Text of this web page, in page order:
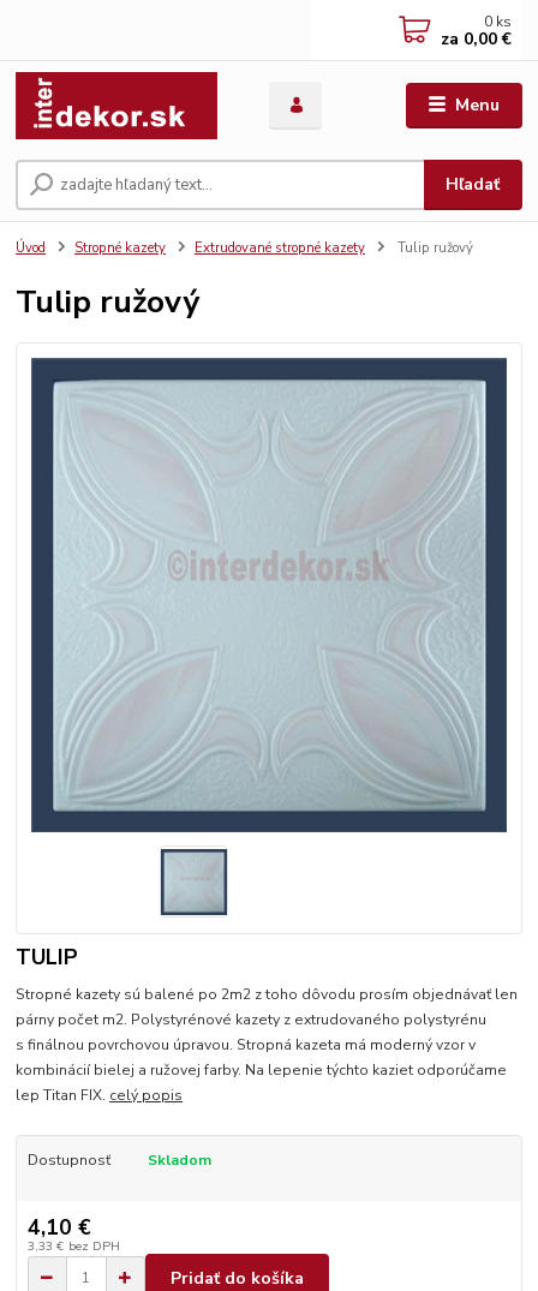
Menu
Hľadať
0 ks
za 0,00 €
Úvod Stropné kazety Extrudované stropné kazety Tulip ružový
Tulip ružový
TULIP
Stropné kazety sú balené po 2m2 z toho dôvodu prosím objednávať len
párny počet m2. Polystyrénové kazety z extrudovaného polystyrénu
s finálnou povrchovou úpravou. Stropná kazeta má moderný vzor v
kombinácií bielej a ružovej farby. Na lepenie týchto kaziet odporúčame
lep Titan FIX. celý popis
Dostupnosť Skladom
4,10 €
3,33 € bez DPH
Pridať do košíka